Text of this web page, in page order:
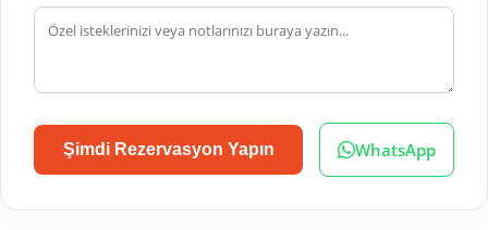
Şimdi Rezervasyon Yapın WhatsApp